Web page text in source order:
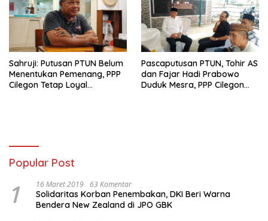
Sahruji: Putusan PTUN Belum
Menentukan Pemenang, PPP
Cilegon Tetap Loyal
Pascaputusan PTUN, Tohir AS
dan Fajar Hadi Prabowo
Duduk Mesra, PPP Cilegon
Popular Post
1 16 Maret 2019 63 Komentar
Solidaritas Korban Penembakan, DKI Beri Warna
Bendera New Zealand di JPO GBK